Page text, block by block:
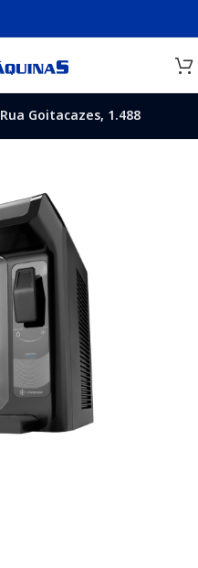
Rua Goitacazes, 1.488